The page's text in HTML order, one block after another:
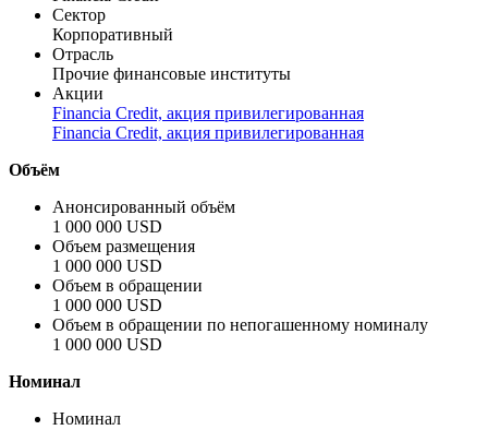
Эмитент
Financia Credit
Полное название заёмщика / эмитента
Financia Credit
Сектор
Корпоративный
Отрасль
Прочие финансовые институты
Акции
Financia Credit, акция привилегированная
Объём
Анонсированный объём
1 000 000 USD
Объем размещения
1 000 000 USD
1 000 000 USD
1 000 000 USD